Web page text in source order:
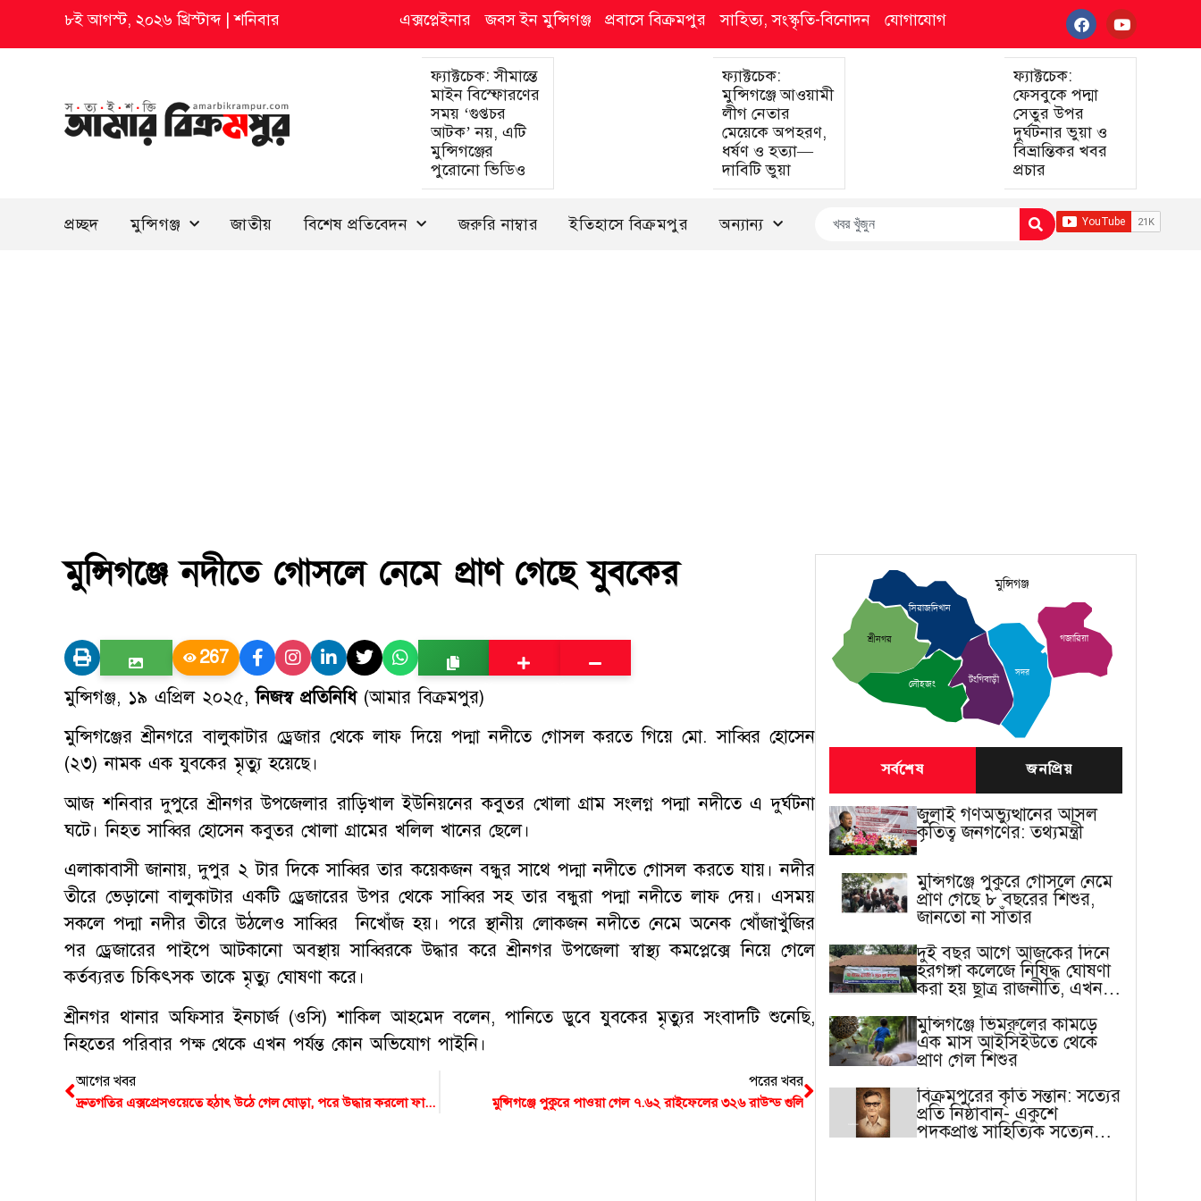
৮ই আগস্ট, ২০২৬ খ্রিস্টাব্দ|শনিবার এক্সপ্লেইনার জবস ইন মুন্সিগঞ্জ প্রবাসে বিক্রমপুর সাহিত্য, সংস্কৃতি-বিনোদন যোগাযোগ
ফ্যাক্টচেক: সীমান্তে
মাইন বিস্ফোরণের
সময় ‘গুপ্তচর
আটক’ নয়, এটি
মুন্সিগঞ্জের
পুরোনো ভিডিও
ফ্যাক্টচেক:
মুন্সিগঞ্জে আওয়ামী
লীগ নেতার
মেয়েকে অপহরণ,
ধর্ষণ ও হত্যা—
দাবিটি ভুয়া
ফ্যাক্টচেক:
ফেসবুকে পদ্মা
সেতুর উপর
দুর্ঘটনার ভুয়া ও
বিভ্রান্তিকর খবর
প্রচার
প্রচ্ছদ মুন্সিগঞ্জ জাতীয় বিশেষ প্রতিবেদন জরুরি নাম্বার ইতিহাসে বিক্রমপুর অন্যান্য
মুন্সিগঞ্জে নদীতে গোসলে নেমে প্রাণ গেছে যুবকের
267
মুন্সিগঞ্জ, ১৯ এপ্রিল ২০২৫,নিজস্ব প্রতিনিধি (আমার বিক্রমপুর)
মুন্সিগঞ্জের শ্রীনগরে বালুকাটার ড্রেজার থেকে লাফ দিয়ে পদ্মা নদীতে গোসল করতে গিয়ে মো. সাব্বির হোসেন
(২৩) নামক এক যুবকের মৃত্যু হয়েছে।
আজ শনিবার দুপুরে শ্রীনগর উপজেলার রাড়িখাল ইউনিয়নের কবুতর খোলা গ্রাম সংলগ্ন পদ্মা নদীতে এ দুর্ঘটনা
ঘটে। নিহত সাব্বির হোসেন কবুতর খোলা গ্রামের খলিল খানের ছেলে।
এলাকাবাসী জানায়, দুপুর ২ টার দিকে সাব্বির তার কয়েকজন বন্ধুর সাথে পদ্মা নদীতে গোসল করতে যায়। নদীর
তীরে ভেড়ানো বালুকাটার একটি ড্রেজারের উপর থেকে সাব্বির সহ তার বন্ধুরা পদ্মা নদীতে লাফ দেয়। এসময়
সকলে পদ্মা নদীর তীরে উঠলেও সাব্বির নিখোঁজ হয়। পরে স্থানীয় লোকজন নদীতে নেমে অনেক খোঁজাখুঁজির
পর ড্রেজারের পাইপে আটকানো অবস্থায় সাব্বিরকে উদ্ধার করে শ্রীনগর উপজেলা স্বাস্থ্য কমপ্লেক্সে নিয়ে গেলে
কর্তব্যরত চিকিৎসক তাকে মৃত্যু ঘোষণা করে।
শ্রীনগর থানার অফিসার ইনচার্জ (ওসি) শাকিল আহমেদ বলেন, পানিতে ডুবে যুবকের মৃত্যুর সংবাদটি শুনেছি,
নিহতের পরিবার পক্ষ থেকে এখন পর্যন্ত কোন অভিযোগ পাইনি।
আগের খবর
দ্রুতগতির এক্সপ্রেসওয়েতে হঠাৎ উঠে গেল ঘোড়া, পরে উদ্ধার করলো ফায়ার সার্ভিস
পরের খবর
মুন্সিগঞ্জে পুকুরে পাওয়া গেল ৭.৬২ রাইফেলের ৩২৬ রাউন্ড গুলি
শ্রীনগর
সিরাজদিখান
টংগিবাড়ী
সদর
গজারিয়া
লৌহজং
মুন্সিগঞ্জ
সর্বশেষ জনপ্রিয়
জুলাই গণঅভ্যুত্থানের আসল
কৃতিত্ব জনগণের: তথ্যমন্ত্রী
মুন্সিগঞ্জে পুকুরে গোসলে নেমে
প্রাণ গেছে ৮ বছরের শিশুর,
জানতো না সাঁতার
দুই বছর আগে আজকের দিনে
হরগঙ্গা কলেজে নিষিদ্ধ ঘোষণা
করা হয় ছাত্র রাজনীতি, এখন
মুন্সিগঞ্জে ভিমরুলের কামড়ে
এক মাস আইসিইউতে থেকে
প্রাণ গেল শিশুর
বিক্রমপুরের কৃতি সন্তান: সত্যের
প্রতি নিষ্ঠাবান- একুশে
পদকপ্রাপ্ত সাহিত্যিক সত্যেন